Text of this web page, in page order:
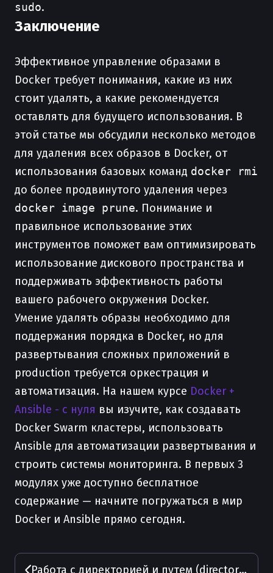
sudo.
Заключение
Эффективное управление образами в
Docker требует понимания, какие из них
стоит удалять, а какие рекомендуется
оставлять для будущего использования. В
этой статье мы обсудили несколько методов
для удаления всех образов в Docker, от
использования базовых команд docker rmi
до более продвинутого удаления через
docker image prune. Понимание и
правильное использование этих
инструментов поможет вам оптимизировать
использование дискового пространства и
поддерживать эффективность работы
вашего рабочего окружения Docker.
Умение удалять образы необходимо для
поддержания порядка в Docker, но для
развертывания сложных приложений в
production требуется оркестрация и
автоматизация. На нашем курсе Docker +
Ansible - с нуля вы изучите, как создавать
Docker Swarm кластеры, использовать
Ansible для автоматизации развертывания и
строить системы мониторинга. В первых 3
модулях уже доступно бесплатное
содержание — начните погружаться в мир
Docker и Ansible прямо сегодня.
Работа с директорией и путем (directory, path) в Docker